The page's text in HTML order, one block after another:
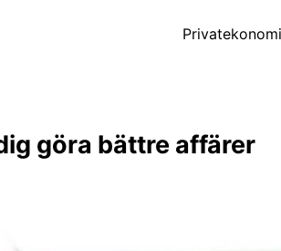
Privatekonomi
göra bättre affärer